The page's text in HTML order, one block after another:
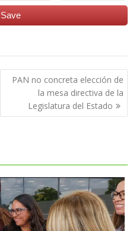
Save
PAN no concreta elección de
la mesa directiva de la
Legislatura del Estado